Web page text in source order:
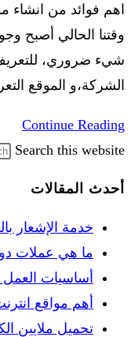
اهم فوائد من
وقتنا الحالي أصبح
شيء ضروري، للتعريف
الشركة،و الموقع
Continue Reading
Search this website
أحدث المقالات
خدمة الإشعار
ما هي عملات
أساسيات العمل
أهم مواقع
تحميل ملايين